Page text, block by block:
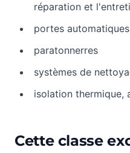
réparation et
portes
paratonnerres
systèmes de
isolation thermique,
Cette classe